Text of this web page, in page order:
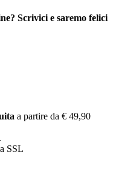
Scrivici e saremo felici
a partire da € 49,90
.
SSL